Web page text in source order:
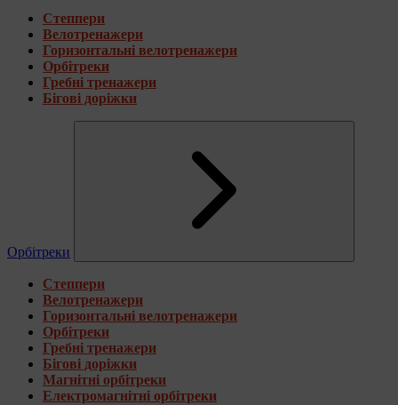
Степпери
Велотренажери
Горизонтальні велотренажери
Орбітреки
Гребні тренажери
Бігові доріжки
Орбітреки
Степпери
Велотренажери
Горизонтальні велотренажери
Орбітреки
Гребні тренажери
Бігові доріжки
Магнітні орбітреки
Електромагнітні орбітреки